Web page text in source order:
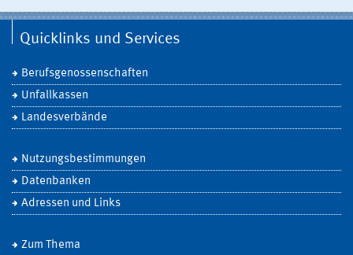
Quicklinks und Services
Berufsgenossenschaften
Unfallkassen
Landesverbände
Nutzungsbestimmungen
Datenbanken
Adressen und Links
Zum Thema